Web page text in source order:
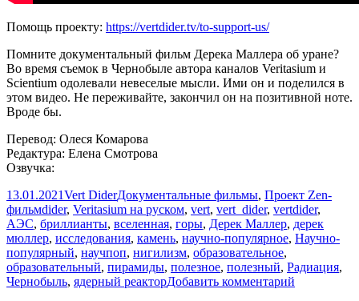
Помощь проекту: https://vertdider.tv/to-support-us/
Помните документальный фильм Дерека Маллера об уране?
Во время съемок в Чернобыле автора каналов Veritasium и
Scientium одолевали невеселые мысли. Ими он и поделился в
этом видео. Не переживайте, закончил он на позитивной ноте.
Вроде бы.
Перевод: Олеся Комарова
Редактура: Елена Смотрова
Озвучка:
Опубликовано
13.01.2021Автор
Vert DiderРубрики
Документальные фильмы, Проект Zen-
фильмМетки
dider, Veritasium на руском, vert, vert_dider, vertdider,
АЭС, бриллианты, вселенная, горы, Дерек Маллер, дерек
мюллер, исследования, камень, научно-популярное, Научно-
популярный, научпоп, нигилизм, образовательное,
образовательный, пирамиды, полезное, полезный, Радиация,
Чернобыль, ядерный реакторДобавить комментарий